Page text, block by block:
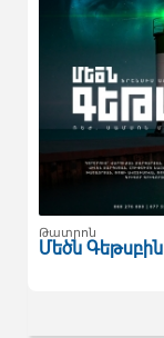
Թատրոն
Մեծն Գեթսբին